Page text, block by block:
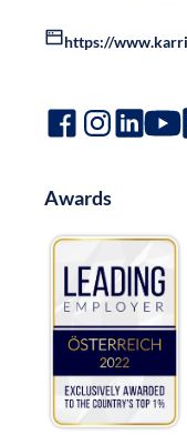
https://
Awards